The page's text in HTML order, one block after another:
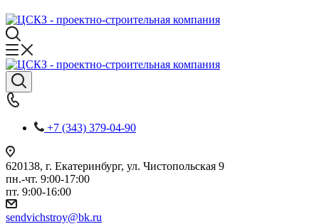
+7 (343) 379-04-90
620138, г. Екатеринбург, ул. Чистопольская 9
пн.-чт. 9:00-17:00
пт. 9:00-16:00
sendvichstroy@bk.ru